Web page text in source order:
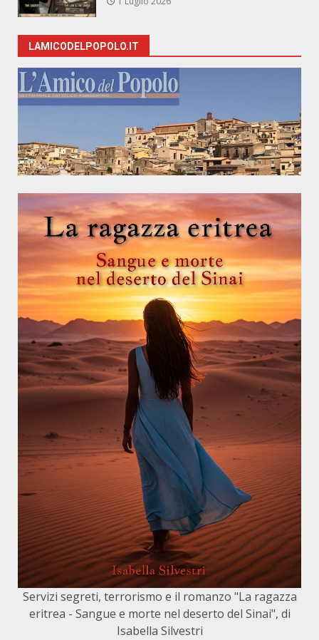
LAMICODELPOPOLO.IT
Servizi segreti, terrorismo e il romanzo "La ragazza
eritrea - Sangue e morte nel deserto del Sinai", di
Isabella Silvestri